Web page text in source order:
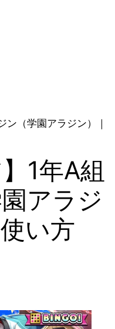
ン（学園アラジン）｜
1年A組
アラジ
い方